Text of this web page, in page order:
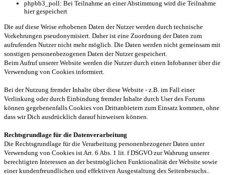
phpbb3_poll: Bei Teilnahme an einer Abstimmung wird die Teilnahme
hier gespeichert
Die auf diese Weise erhobenen Daten der Nutzer werden durch technische
Vorkehrungen pseudonymisiert. Daher ist eine Zuordnung der Daten zum
aufrufenden Nutzer nicht mehr möglich. Die Daten werden nicht gemeinsam mit
sonstigen personenbezogenen Daten der Nutzer gespeichert.
Beim Aufruf unserer Website werden die Nutzer durch einen Infobanner über die
Verwendung von Cookies informiert.
Bei der Nutzung fremder Inhalte über diese Website - z.B. im Fall einer
Verlinkung oder durch Einbindung fremder Inhalte durch User des Forums
können gegebenenfalls Cookies von Drittanbietern zum Einsatz kommen, ohne
dass wir Dich ausdrücklich darauf hinweisen können.
Rechtsgrundlage für die Datenverarbeitung
Die Rechtsgrundlage für die Verarbeitung personenbezogener Daten unter
Verwendung von Cookies ist Art. 6 Abs. 1 lit. f DSGVO zur Wahrung unserer
berechtigten Interessen an der bestmöglichen Funktionalität der Website sowie
einer kundenfreundlichen und effektiven Ausgestaltung des Seitenbesuchs..